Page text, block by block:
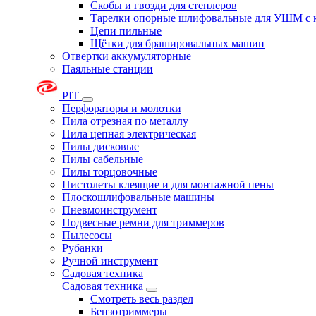
Скобы и гвозди для степлеров
Тарелки опорные шлифовальные для УШМ с
Цепи пильные
Щётки для брашировальных машин
Отвертки аккумуляторные
Паяльные станции
PIT
Перфораторы и молотки
Пила отрезная по металлу
Пила цепная электрическая
Пилы дисковые
Пилы сабельные
Пилы торцовочные
Пистолеты клеящие и для монтажной пены
Плоскошлифовальные машины
Пневмоинструмент
Подвесные ремни для триммеров
Пылесосы
Рубанки
Ручной инструмент
Садовая техника
Садовая техника
Смотреть весь раздел
Бензотриммеры